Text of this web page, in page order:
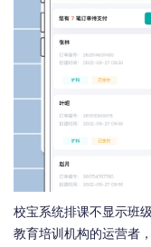
校宝系统排课不显示班
教育培训机构的运营者